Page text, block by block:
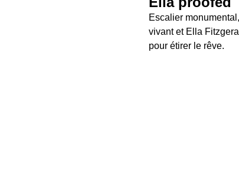
Escalier
vivant et Ella
pour étirer le rêve.